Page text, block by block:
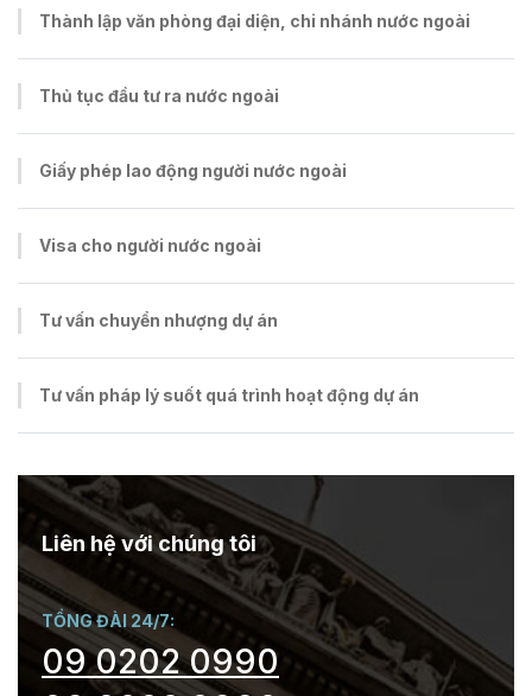
Thành lập văn phòng đại diện, chi nhánh nước ngoài
Thủ tục đầu tư ra nước ngoài
Giấy phép lao động người nước ngoài
Visa cho người nước ngoài
Tư vấn chuyển nhượng dự án
Tư vấn pháp lý suốt quá trình hoạt động dự án
Liên hệ với chúng tôi
TỔNG ĐÀI 24/7:
09 0202 0990